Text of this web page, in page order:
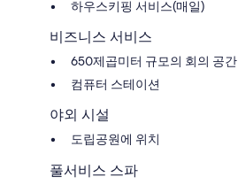
하우스키핑 서비스(매일)
비즈니스 서비스
650제곱미터 규모의 회의 공간
컴퓨터 스테이션
야외 시설
도립공원에 위치
풀서비스 스파